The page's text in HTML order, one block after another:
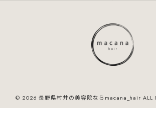
© 2026 長野県村井の美容院ならmacana_hair ALL